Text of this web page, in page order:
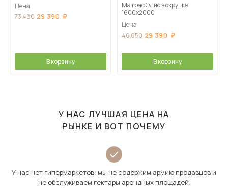
Цена
73 480 29 390
В корзину
Матрас Элис в скрутке
1600х2000
Цена
46 650 29 390
В корзину
У НАС ЛУЧШАЯ ЦЕНА НА
РЫНКЕ И ВОТ ПОЧЕМУ
У нас нет гипермаркетов: мы не содержим армию продавцов и
не обслуживаем гектары арендных площадей.